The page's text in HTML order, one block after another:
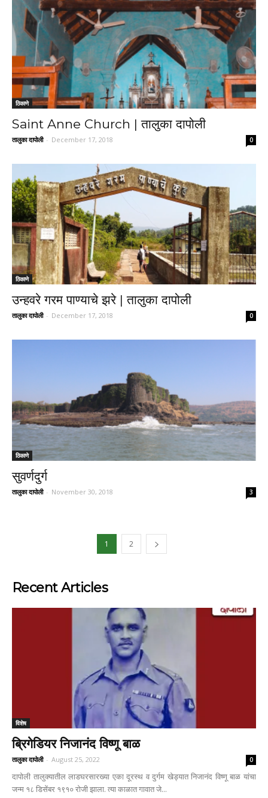
ठिकाणे
Saint Anne Church | तालुका दापोली
तालुका दापोली - December 17, 2018 0
ठिकाणे
उन्हवरे गरम पाण्याचे झरे | तालुका दापोली
तालुका दापोली - December 17, 2018 0
ठिकाणे
सुवर्णदुर्ग
तालुका दापोली - November 30, 2018 3
1 2
Recent Articles
विशेष
ब्रिगेडियर निजानंद विष्णू बाळ
तालुका दापोली - August 25, 2022 0
दापोली तालुक्यातील लाडघरसारख्या एका दूरस्थ व दुर्गम खेड्यात निजानंद विष्णू बाळ यांचा
जन्म १८ डिसेंबर १९१० रोजी झाला. त्या काळात गावात जे...